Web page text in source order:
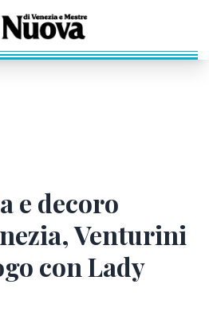
e decoro
Venturini
con Lady